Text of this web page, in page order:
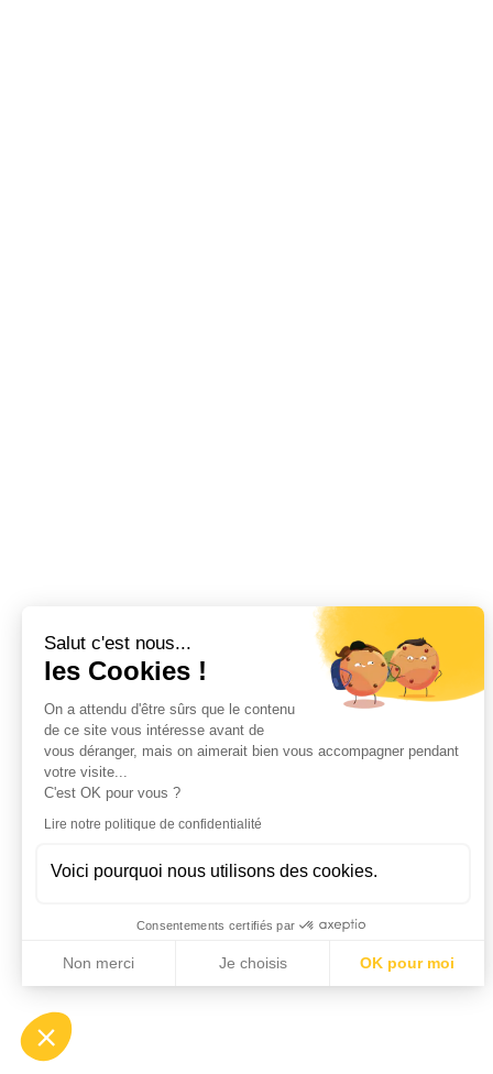
Salut c'est nous...
les Cookies !
On a attendu d'être sûrs que le contenu
de ce site vous intéresse avant de
vous déranger, mais on aimerait bien vous accompagner pendant
votre visite...
C'est OK pour vous ?
Lire notre politique de confidentialité
Voici pourquoi nous utilisons des cookies.
Consentements certifiés par
Non merci Je choisis OK pour moi
Plateforme de Gestion du Consentement : Personnalisez
Notre plateforme vous permet d'adapter et de gérer vos